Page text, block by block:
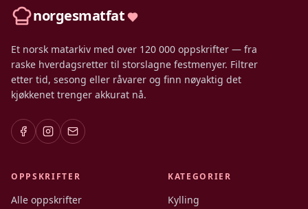
norgesmatfat
Et norsk matarkiv med over 120 000 oppskrifter — fra
raske hverdagsretter til storslagne festmenyer. Filtrer
etter tid, sesong eller råvarer og finn nøyaktig det
kjøkkenet trenger akkurat nå.
OPPSKRIFTER
Alle oppskrifter
KATEGORIER
Kylling